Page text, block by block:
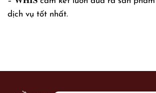
dịch vụ tốt nhất.